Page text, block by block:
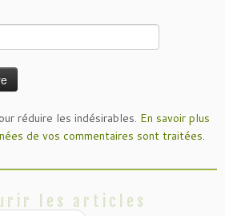
réduire les indésirables. En savoir plus
de vos commentaires sont traitées.
les articles